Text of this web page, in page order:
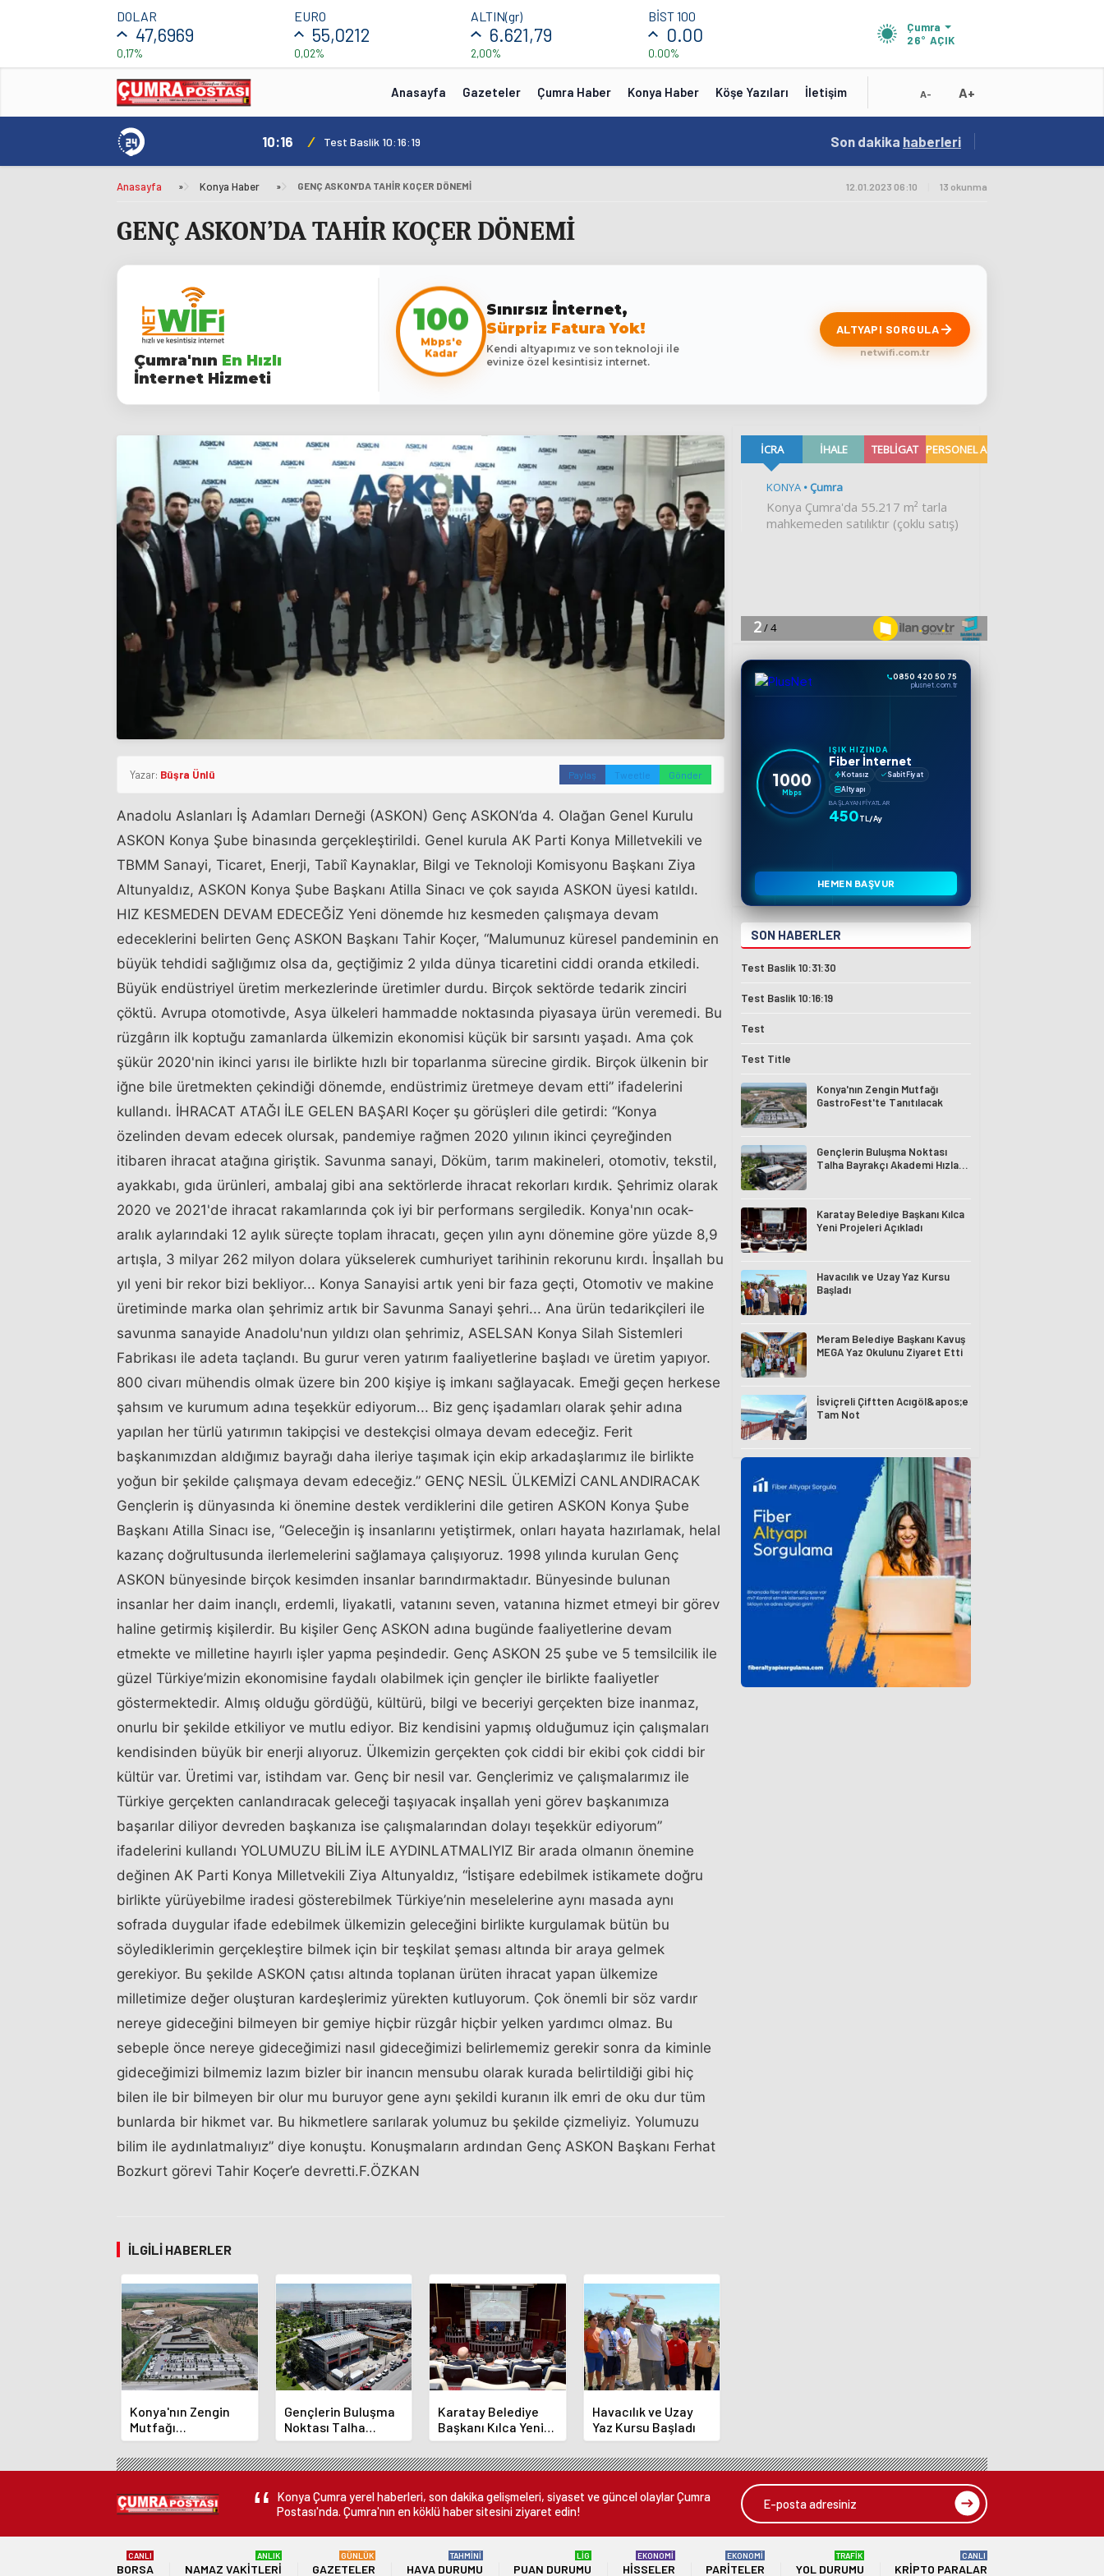
DOLAR
47,6969
0,17%
EURO
55,0212
0,02%
ALTIN(gr)
6.621,79
2,00%
BİST 100
0.00
0.00%
Çumra
26° AÇIK
Anasayfa Gazeteler Çumra Haber Konya Haber Köşe Yazıları İletişim A- A+
10:16 / Test Baslik 10:16:19 15:41 / Test
Son dakika haberleri
Anasayfa » Konya Haber » GENÇ ASKON’DA TAHİR KOÇER DÖNEMİ 12.01.2023 06:10 13 okunma
GENÇ ASKON’DA TAHİR KOÇER DÖNEMİ
Çumra'nın En Hızlı
İnternet Hizmeti
100
Mbps'e
Kadar
Sınırsız İnternet,
Sürpriz Fatura Yok!
Kendi altyapımız ve son teknoloji ile
evinize özel kesintisiz internet.
ALTYAPI SORGULA
netwifi.com.tr
Yazar: Büşra Ünlü Paylaş Tweetle Gönder
Anadolu Aslanları İş Adamları Derneği (ASKON) Genç ASKON’da 4. Olağan Genel Kurulu
ASKON Konya Şube binasında gerçekleştirildi. Genel kurula AK Parti Konya Milletvekili ve
TBMM Sanayi, Ticaret, Enerji, Tabiî Kaynaklar, Bilgi ve Teknoloji Komisyonu Başkanı Ziya
Altunyaldız, ASKON Konya Şube Başkanı Atilla Sinacı ve çok sayıda ASKON üyesi katıldı.
HIZ KESMEDEN DEVAM EDECEĞİZ Yeni dönemde hız kesmeden çalışmaya devam
edeceklerini belirten Genç ASKON Başkanı Tahir Koçer, “Malumunuz küresel pandeminin en
büyük tehdidi sağlığımız olsa da, geçtiğimiz 2 yılda dünya ticaretini ciddi oranda etkiledi.
Büyük endüstriyel üretim merkezlerinde üretimler durdu. Birçok sektörde tedarik zinciri
çöktü. Avrupa otomotivde, Asya ülkeleri hammadde noktasında piyasaya ürün veremedi. Bu
rüzgârın ilk koptuğu zamanlarda ülkemizin ekonomisi küçük bir sarsıntı yaşadı. Ama çok
şükür 2020'nin ikinci yarısı ile birlikte hızlı bir toparlanma sürecine girdik. Birçok ülkenin bir
iğne bile üretmekten çekindiği dönemde, endüstrimiz üretmeye devam etti” ifadelerini
kullandı. İHRACAT ATAĞI İLE GELEN BAŞARI Koçer şu görüşleri dile getirdi: “Konya
özelinden devam edecek olursak, pandemiye rağmen 2020 yılının ikinci çeyreğinden
itibaren ihracat atağına giriştik. Savunma sanayi, Döküm, tarım makineleri, otomotiv, tekstil,
ayakkabı, gıda ürünleri, ambalaj gibi ana sektörlerde ihracat rekorları kırdık. Şehrimiz olarak
2020 ve 2021'de ihracat rakamlarında çok iyi bir performans sergiledik. Konya'nın ocak-
aralık aylarındaki 12 aylık süreçte toplam ihracatı, geçen yılın aynı dönemine göre yüzde 8,9
artışla, 3 milyar 262 milyon dolara yükselerek cumhuriyet tarihinin rekorunu kırdı. İnşallah bu
yıl yeni bir rekor bizi bekliyor... Konya Sanayisi artık yeni bir faza geçti, Otomotiv ve makine
üretiminde marka olan şehrimiz artık bir Savunma Sanayi şehri... Ana ürün tedarikçileri ile
savunma sanayide Anadolu'nun yıldızı olan şehrimiz, ASELSAN Konya Silah Sistemleri
Fabrikası ile adeta taçlandı. Bu gurur veren yatırım faaliyetlerine başladı ve üretim yapıyor.
800 civarı mühendis olmak üzere bin 200 kişiye iş imkanı sağlayacak. Emeği geçen herkese
şahsım ve kurumum adına teşekkür ediyorum... Biz genç işadamları olarak şehir adına
yapılan her türlü yatırımın takipçisi ve destekçisi olmaya devam edeceğiz. Ferit
başkanımızdan aldığımız bayrağı daha ileriye taşımak için ekip arkadaşlarımız ile birlikte
yoğun bir şekilde çalışmaya devam edeceğiz.” GENÇ NESİL ÜLKEMİZİ CANLANDIRACAK
Gençlerin iş dünyasında ki önemine destek verdiklerini dile getiren ASKON Konya Şube
Başkanı Atilla Sinacı ise, “Geleceğin iş insanlarını yetiştirmek, onları hayata hazırlamak, helal
kazanç doğrultusunda ilerlemelerini sağlamaya çalışıyoruz. 1998 yılında kurulan Genç
ASKON bünyesinde birçok kesimden insanlar barındırmaktadır. Bünyesinde bulunan
insanlar her daim inançlı, erdemli, liyakatli, vatanını seven, vatanına hizmet etmeyi bir görev
haline getirmiş kişilerdir. Bu kişiler Genç ASKON adına bugünde faaliyetlerine devam
etmekte ve milletine hayırlı işler yapma peşindedir. Genç ASKON 25 şube ve 5 temsilcilik ile
güzel Türkiye’mizin ekonomisine faydalı olabilmek için gençler ile birlikte faaliyetler
göstermektedir. Almış olduğu gördüğü, kültürü, bilgi ve beceriyi gerçekten bize inanmaz,
onurlu bir şekilde etkiliyor ve mutlu ediyor. Biz kendisini yapmış olduğumuz için çalışmaları
kendisinden büyük bir enerji alıyoruz. Ülkemizin gerçekten çok ciddi bir ekibi çok ciddi bir
kültür var. Üretimi var, istihdam var. Genç bir nesil var. Gençlerimiz ve çalışmalarımız ile
Türkiye gerçekten canlandıracak geleceği taşıyacak inşallah yeni görev başkanımıza
başarılar diliyor devreden başkanıza ise çalışmalarından dolayı teşekkür ediyorum”
ifadelerini kullandı YOLUMUZU BİLİM İLE AYDINLATMALIYIZ Bir arada olmanın önemine
değinen AK Parti Konya Milletvekili Ziya Altunyaldız, “İstişare edebilmek istikamete doğru
birlikte yürüyebilme iradesi gösterebilmek Türkiye’nin meselelerine aynı masada aynı
sofrada duygular ifade edebilmek ülkemizin geleceğini birlikte kurgulamak bütün bu
söylediklerimin gerçekleştire bilmek için bir teşkilat şeması altında bir araya gelmek
gerekiyor. Bu şekilde ASKON çatısı altında toplanan ürüten ihracat yapan ülkemize
milletimize değer oluşturan kardeşlerimiz yürekten kutluyorum. Çok önemli bir söz vardır
nereye gideceğini bilmeyen bir gemiye hiçbir rüzgâr hiçbir yelken yardımcı olmaz. Bu
sebeple önce nereye gideceğimizi nasıl gideceğimizi belirlememiz gerekir sonra da kiminle
gideceğimizi bilmemiz lazım bizler bir inancın mensubu olarak kurada belirtildiği gibi hiç
bilen ile bir bilmeyen bir olur mu buruyor gene aynı şekildi kuranın ilk emri de oku dur tüm
bunlarda bir hikmet var. Bu hikmetlere sarılarak yolumuz bu şekilde çizmeliyiz. Yolumuzu
bilim ile aydınlatmalıyız” diye konuştu. Konuşmaların ardından Genç ASKON Başkanı Ferhat
Bozkurt görevi Tahir Koçer’e devretti.F.ÖZKAN
İLGILI HABERLER
Konya'nın Zengin
Mutfağı
GastroFest'te
Tanıtılacak
Gençlerin Buluşma
Noktası Talha
Bayrakçı Akademi
Hızla Yükseliyor
Karatay Belediye
Başkanı Kılca Yeni
Projeleri Açıkladı
Havacılık ve Uzay
Yaz Kursu Başladı
0850 420 50 75
plusnet.com.tr
1000
Mbps
IŞIK HIZINDA
Fiber İnternet
Kotasız
Sabit Fiyat
Altyapı
BAŞLAYAN FIYATLAR
450TL/Ay
HEMEN BAŞVUR
SON HABERLER
Test Baslik 10:31:30
Test Baslik 10:16:19
Test
Test Title
Konya'nın Zengin Mutfağı
GastroFest'te Tanıtılacak
Gençlerin Buluşma Noktası
Talha Bayrakçı Akademi Hızla
Karatay Belediye Başkanı Kılca
Yeni Projeleri Açıkladı
Havacılık ve Uzay Yaz Kursu
Başladı
Meram Belediye Başkanı Kavuş
MEGA Yaz Okulunu Ziyaret Etti
İsviçreli Çiftten Acıgöl&apos;e
Tam Not
Konya Çumra yerel haberleri, son dakika gelişmeleri, siyaset ve güncel olaylar Çumra
Postası'nda. Çumra'nın en köklü haber sitesini ziyaret edin!
BORSA
CANLI
NAMAZ VAKITLERI
ANLIK
GAZETELER
GÜNLÜK
HAVA DURUMU
TAHMİNİ
PUAN DURUMU
LİG
HISSELER
EKONOMİ
PARITELER
EKONOMİ
YOL DURUMU
TRAFİK
KRIPTO PARALAR
CANLI